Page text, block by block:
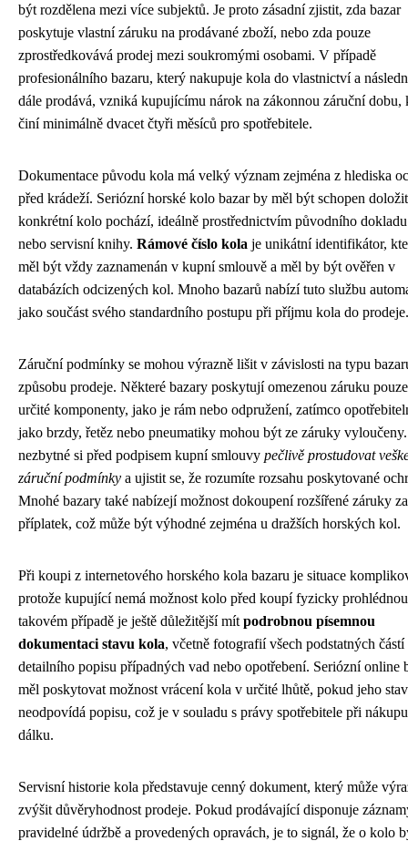
být rozdělena mezi více subjektů. Je proto zásadní zjistit, zda bazar
poskytuje vlastní záruku na prodávané zboží, nebo zda pouze
zprostředkovává prodej mezi soukromými osobami. V případě
profesionálního bazaru, který nakupuje kola do vlastnictví a
dále prodává, vzniká kupujícímu nárok na zákonnou záruční dobu,
činí minimálně dvacet čtyři měsíců pro spotřebitele.
Dokumentace původu kola má velký význam zejména z hlediska
před krádeží. Seriózní horské kolo bazar by měl být schopen
konkrétní kolo pochází, ideálně prostřednictvím původního
nebo servisní knihy. Rámové číslo kola je unikátní identifikátor,
měl být vždy zaznamenán v kupní smlouvě a měl by být ověřen v
databázích odcizených kol. Mnoho bazarů nabízí tuto službu
jako součást svého standardního postupu při příjmu kola do prodeje.
Záruční podmínky se mohou výrazně lišit v závislosti na typu
způsobu prodeje. Některé bazary poskytují omezenou záruku
určité komponenty, jako je rám nebo odpružení, zatímco
jako brzdy, řetěz nebo pneumatiky mohou být ze záruky vyloučeny.
nezbytné si před podpisem kupní smlouvy pečlivě prostudovat
záruční podmínky a ujistit se, že rozumíte rozsahu poskytované
Mnohé bazary také nabízejí možnost dokoupení rozšířené záruky za
příplatek, což může být výhodné zejména u dražších horských kol.
Při koupi z internetového horského kola bazaru je situace
protože kupující nemá možnost kolo před koupí fyzicky
takovém případě je ještě důležitější mít podrobnou písemnou
dokumentaci stavu kola, včetně fotografií všech podstatných částí
detailního popisu případných vad nebo opotřebení. Seriózní online
měl poskytovat možnost vrácení kola v určité lhůtě, pokud jeho stav
neodpovídá popisu, což je v souladu s právy spotřebitele při
dálku.
Servisní historie kola představuje cenný dokument, který může
zvýšit důvěryhodnost prodeje. Pokud prodávající disponuje
pravidelné údržbě a provedených opravách, je to signál, že o kolo